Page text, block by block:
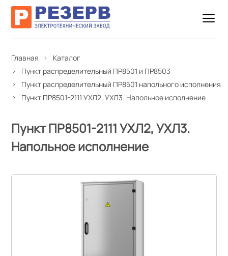
Главная
Каталог
Пункт распределительный ПР8501 и ПР8503
Пункт распределительный ПР8501 напольного исполнения
Пункт ПР8501-2111 УХЛ2, УХЛ3. Напольное исполнение
Пункт ПР8501-2111 УХЛ2, УХЛ3.
Напольное исполнение